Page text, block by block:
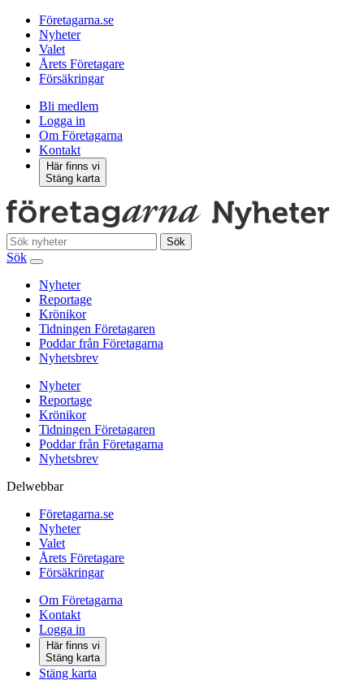
Företagarna.se
Nyheter
Valet
Årets Företagare
Försäkringar
Bli medlem
Logga in
Om Företagarna
Kontakt
Här finns vi
Stäng karta
Sök
Sök
Nyheter
Reportage
Krönikor
Tidningen Företagaren
Poddar från Företagarna
Nyhetsbrev
Nyheter
Reportage
Krönikor
Tidningen Företagaren
Poddar från Företagarna
Nyhetsbrev
Delwebbar
Företagarna.se
Nyheter
Valet
Årets Företagare
Försäkringar
Om Företagarna
Kontakt
Logga in
Här finns vi
Stäng karta
Stäng karta